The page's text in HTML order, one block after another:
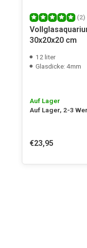
(2)
30x20x20 cm
12 liter
Glasdicke: 4mm
Auf Lager
Auf Lager, 2-3
€23,95